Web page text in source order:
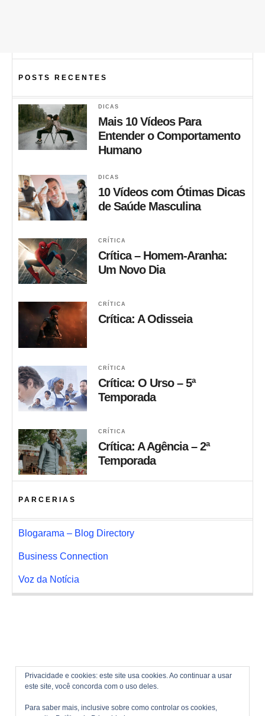
Privacidade e cookies: este site usa cookies. Ao continuar a usar
este site, você concorda com o uso deles.
Para saber mais, inclusive sobre como controlar os cookies,
POSTS RECENTES
DICAS
Mais 10 Vídeos Para
Entender o Comportamento
Humano
DICAS
10 Vídeos com Ótimas Dicas
de Saúde Masculina
CRÍTICA
Crítica – Homem-Aranha:
Um Novo Dia
CRÍTICA
Crítica: A Odisseia
CRÍTICA
Crítica: O Urso – 5ª
Temporada
CRÍTICA
Crítica: A Agência – 2ª
Temporada
PARCERIAS
Blogarama – Blog Directory
Business Connection
Voz da Notícia